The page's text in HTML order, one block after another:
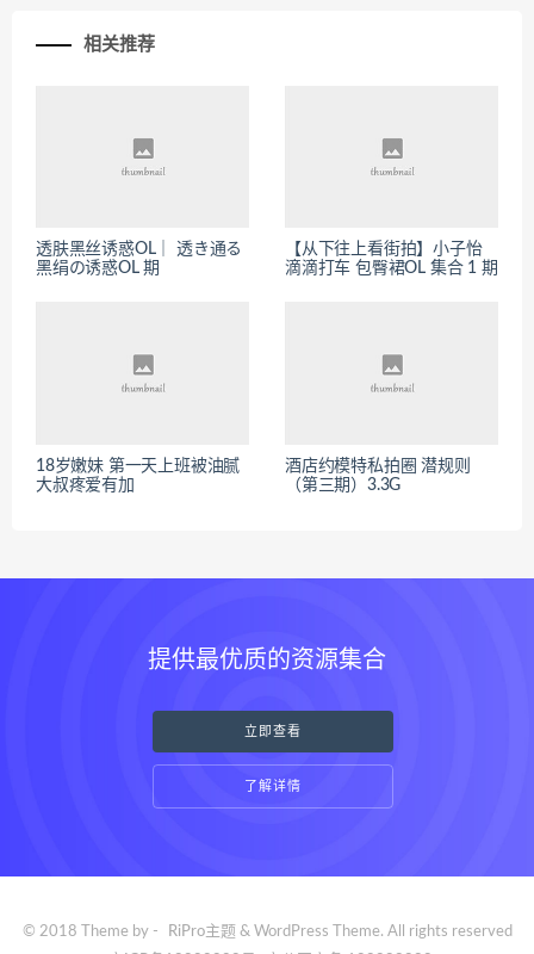
相关推荐
透肤黑丝诱惑OL｜ 透き通る
黑绢の诱惑OL 期
【从下往上看街拍】小子怡
滴滴打车 包臀裙OL 集合 1 期
18岁嫩妹 第一天上班被油腻
大叔疼爱有加
酒店约模特私拍圈 潜规则
（第三期）3.3G
提供最优质的资源集合
立即查看
了解详情
© 2018 Theme by - RiPro主题 & WordPress Theme. All rights reserved